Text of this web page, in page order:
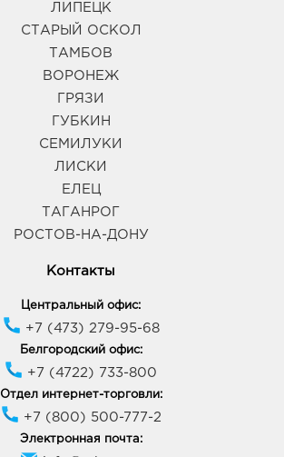
ЛИПЕЦК
СТАРЫЙ ОСКОЛ
ТАМБОВ
ВОРОНЕЖ
ГРЯЗИ
ГУБКИН
СЕМИЛУКИ
ЛИСКИ
ЕЛЕЦ
ТАГАНРОГ
РОСТОВ-НА-ДОНУ
Контакты
Центральный офис:
+7 (473) 279-95-68
Белгородский офис:
+7 (4722) 733-800
Отдел интернет-торговли:
+7 (800) 500-777-2
Электронная почта: